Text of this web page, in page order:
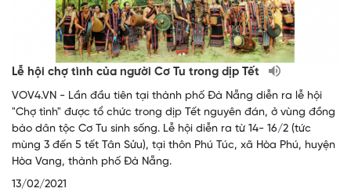
Lễ hội chợ tình của người Cơ Tu trong dịp Tết
VOV4.VN - Lần đầu tiên tại thành phố Đà Nẵng diễn ra lễ hội
"Chợ tình" được tổ chức trong dịp Tết nguyên đán, ở vùng đồng
bào dân tộc Cơ Tu sinh sống. Lễ hội diễn ra từ 14- 16/2 (tức
mùng 3 đến 5 tết Tân Sửu), tại thôn Phú Túc, xã Hòa Phú, huyện
Hòa Vang, thành phố Đà Nẵng.
13/02/2021